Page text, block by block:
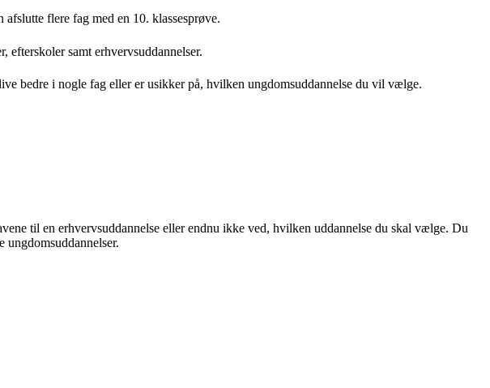
flere fag med en 10. klassesprøve.
efterskoler samt erhvervsuddannelser.
bedre i nogle fag eller er usikker på, hvilken ungdomsuddannelse du vil vælge.
til en erhvervsuddannelse eller endnu ikke ved, hvilken uddannelse du skal vælge. Du